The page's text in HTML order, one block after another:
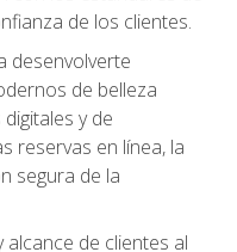
de los clientes.
desenvolverte
de belleza
y de
reservas en línea, la
segura de la
alcance de clientes al